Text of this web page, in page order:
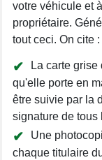
votre véhicule et
propriétaire.
tout ceci. On cite :
La carte
qu'elle porte en
être suivie par la
signature de tous
Une
chaque titulaire